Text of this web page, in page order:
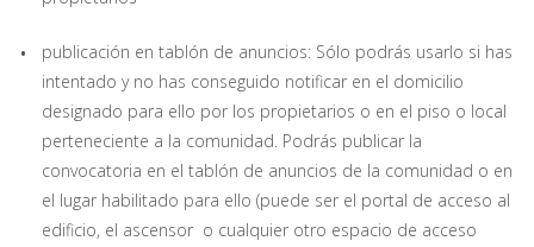
publicación en tablón de anuncios: Sólo podrás usarlo si has
intentado y no has conseguido notificar en el domicilio
designado para ello por los propietarios o en el piso o local
perteneciente a la comunidad. Podrás publicar la
convocatoria en el tablón de anuncios de la comunidad o en
el lugar habilitado para ello (puede ser el portal de acceso al
edificio, el ascensor o cualquier otro espacio de acceso